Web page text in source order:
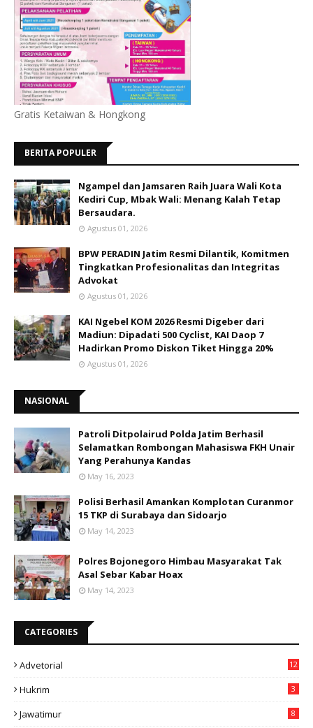
Gratis Ketaiwan & Hongkong
BERITA POPULER
Ngampel dan Jamsaren Raih Juara Wali Kota
Kediri Cup, Mbak Wali: Menang Kalah Tetap
Bersaudara.
Agustus 01, 2026
BPW PERADIN Jatim Resmi Dilantik, Komitmen
Tingkatkan Profesionalitas dan Integritas
Advokat
Agustus 01, 2026
KAI Ngebel KOM 2026 Resmi Digeber dari
Madiun: Dipadati 500 Cyclist, KAI Daop 7
Hadirkan Promo Diskon Tiket Hingga 20%
Agustus 01, 2026
NASIONAL
Patroli Ditpolairud Polda Jatim Berhasil
Selamatkan Rombongan Mahasiswa FKH Unair
Yang Perahunya Kandas
May 16, 2023
Polisi Berhasil Amankan Komplotan Curanmor
15 TKP di Surabaya dan Sidoarjo
May 14, 2023
Polres Bojonegoro Himbau Masyarakat Tak
Asal Sebar Kabar Hoax
May 14, 2023
CATEGORIES
Advetorial 12
Hukrim 3
Jawatimur 8